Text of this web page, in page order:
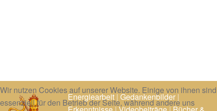
Energiearbeit|Gedankenbilder|
Wir nutzen Cookies auf unserer Website. Einige von ihnen sind
essenziell für den Betrieb der Seite, während andere uns